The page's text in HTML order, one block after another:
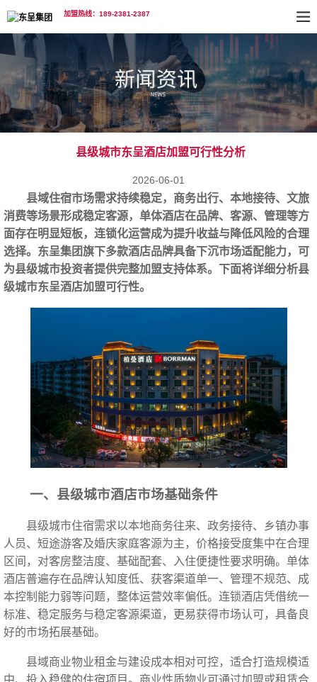
加盟热线：189-2381-2387
县级城市东呈酒店加盟可行性分析
2026-06-01
县域住宿市场需求持续稳定，商务出行、本地接待、文旅
消费等场景形成稳定客源，单体酒店在品牌、客源、管理等方
面存在明显短板，连锁化运营成为提升收益与降低风险的合理
选择。东呈集团旗下多款酒店品牌具备下沉市场适配能力，可
为县级城市投资者提供完整加盟支持体系。下面将详细分析县
级城市东呈酒店加盟可行性。
一、县级城市酒店市场基础条件
县级城市住宿需求以本地商务往来、政务接待、乡镇办事
人员、短途游客及婚庆家庭客源为主，价格接受度集中在合理
区间，对客房整洁度、基础配套、入住便捷性要求明确。单体
酒店普遍存在品牌认知度低、获客渠道单一、管理不规范、成
本控制能力弱等问题，整体运营效率偏低。连锁酒店凭借统一
标准、稳定服务与稳定客源渠道，更易获得市场认可，具备良
好的市场拓展基础。
县域商业物业租金与建设成本相对可控，适合打造规模适
中、投入稳健的住宿项目。商业性质物业可通过加盟或租赁合